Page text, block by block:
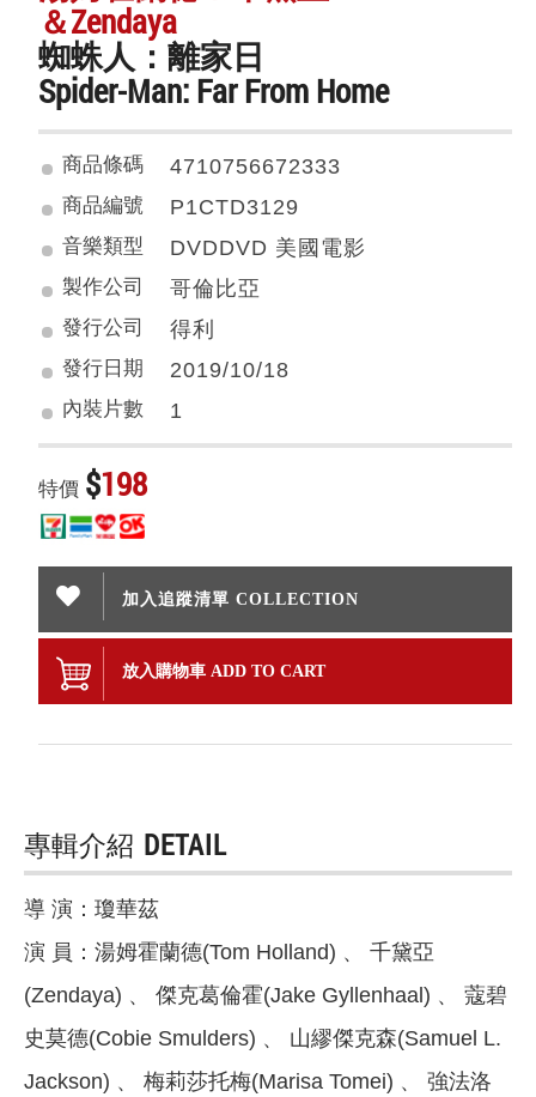
＆Zendaya
蜘蛛人：離家日
Spider-Man: Far From Home
商品條碼 4710756672333
商品編號 P1CTD3129
音樂類型 DVDDVD 美國電影
製作公司 哥倫比亞
發行公司 得利
發行日期 2019/10/18
內裝片數 1
特價 $198
加入追蹤清單 COLLECTION
放入購物車 ADD TO CART
專輯介紹 DETAIL
導 演：瓊華茲
演 員：湯姆霍蘭德(Tom Holland) 、 千黛亞
(Zendaya) 、 傑克葛倫霍(Jake Gyllenhaal) 、 蔻碧
史莫德(Cobie Smulders) 、 山繆傑克森(Samuel L.
Jackson) 、 梅莉莎托梅(Marisa Tomei) 、 強法洛